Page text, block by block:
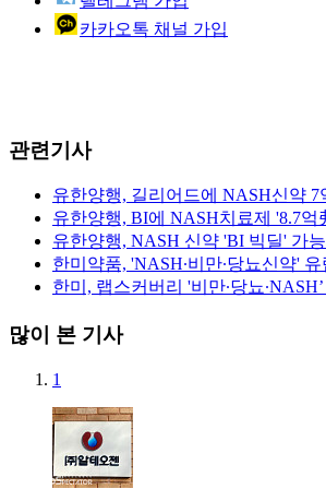
카카오톡 채널 가입
관련기사
유한양행, 길리어드에 NASH신약 7
유한양행, BI에 NASH치료제 '8.7억
유한양행, NASH 신약 'BI 빅딜' 가
한미약품, 'NASH∙비만∙당뇨신약'
한미, 랩스커버리 '비만∙당뇨
많이 본 기사
1